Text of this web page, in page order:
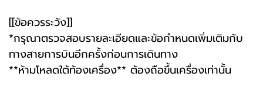
[[ข้อควรระวัง]]
*กรุณาตรวจสอบรายละเอียดและข้อกำหนดเพิ่มเติมกับ
ทางสายการบินอีกครั้งก่อนการเดินทาง
**ห้ามโหลดใต้ท้องเครื่อง** ต้องถือขึ้นเครื่องเท่านั้น